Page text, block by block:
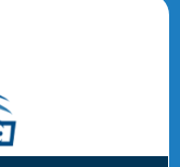
Día